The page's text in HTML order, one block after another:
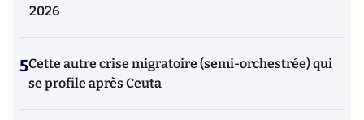
2026
5Cette autre crise migratoire (semi-orchestrée) qui
se profile après Ceuta